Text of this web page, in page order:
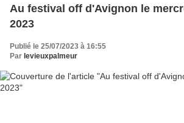
Au festival off d'Avignon le
2023
Publié le 25/07/2023 à 16:55
Par levieuxpalmeur